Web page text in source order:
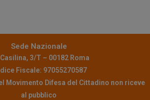
Sede Nazionale
3/T – 00182 Roma
Fiscale: 97055270587
Movimento Difesa del Cittadino non riceve
al pubblico